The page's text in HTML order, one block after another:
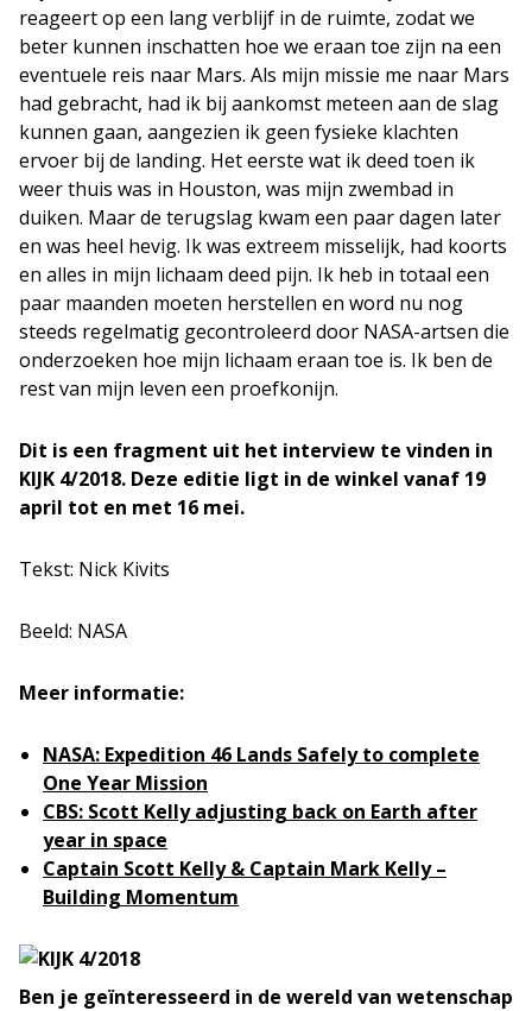
reageert op een lang verblijf in de ruimte, zodat we
beter kunnen inschatten hoe we eraan toe zijn na een
eventuele reis naar Mars. Als mijn missie me naar Mars
had gebracht, had ik bij aankomst meteen aan de slag
kunnen gaan, aangezien ik geen fysieke klachten
ervoer bij de landing. Het eerste wat ik deed toen ik
weer thuis was in Houston, was mijn zwembad in
duiken. Maar de terugslag kwam een paar dagen later
en was heel hevig. Ik was extreem misselijk, had koorts
en alles in mijn lichaam deed pijn. Ik heb in totaal een
paar maanden moeten herstellen en word nu nog
steeds regelmatig gecontroleerd door NASA-artsen die
onderzoeken hoe mijn lichaam eraan toe is. Ik ben de
rest van mijn leven een proefkonijn.
Dit is een fragment uit het interview te vinden in
KIJK 4/2018. Deze editie ligt in de winkel vanaf 19
april tot en met 16 mei.
Tekst: Nick Kivits
Beeld: NASA
Meer informatie:
NASA: Expedition 46 Lands Safely to complete
One Year Mission
CBS: Scott Kelly adjusting back on Earth after
year in space
Captain Scott Kelly & Captain Mark Kelly –
Building Momentum
Ben je geïnteresseerd in de wereld van wetenschap